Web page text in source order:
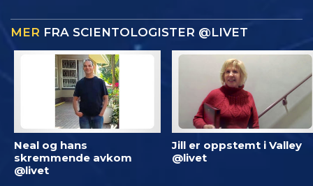
MER FRA SCIENTOLOGISTER @LIVET
Neal og hans
skremmende avkom
@livet
Jill er oppstemt i Valley
@livet